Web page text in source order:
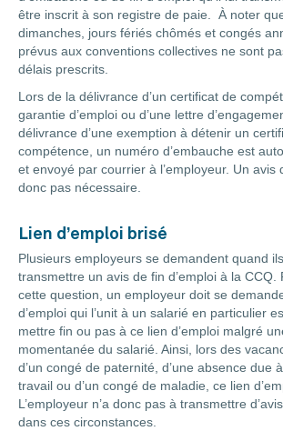
être inscrit à son registre de paie. À noter
dimanches, jours fériés chômés et congés
prévus aux conventions collectives ne sont
délais prescrits.
Lors de la délivrance d’un certificat de
garantie d’emploi ou d’une lettre
délivrance d’une exemption à détenir un
compétence, un numéro d’embauche est
et envoyé par courrier à l’employeur. Un avis
donc pas nécessaire.
Lien d’emploi brisé
Plusieurs employeurs se demandent quand
transmettre un avis de fin d’emploi à la CCQ.
cette question, un employeur doit se
d’emploi qui l’unit à un salarié en particulier
mettre fin ou pas à ce lien d’emploi malgré
momentanée du salarié. Ainsi, lors des
d’un congé de paternité, d’une absence due
travail ou d’un congé de maladie, ce lien
L’employeur n’a donc pas à transmettre
dans ces circonstances.